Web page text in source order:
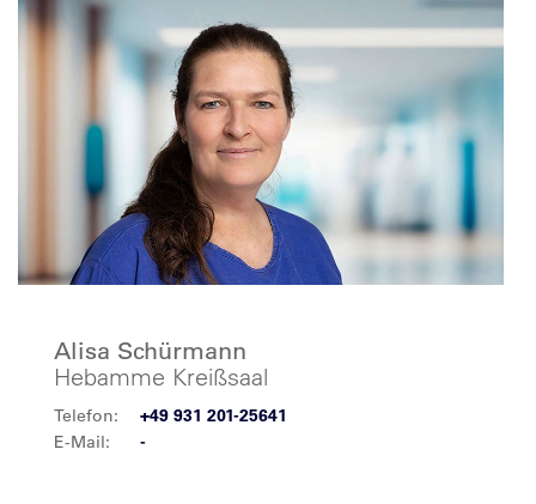
Alisa Schürmann
Hebamme Kreißsaal
Telefon:
+49 931 201-25641
E-Mail:
-